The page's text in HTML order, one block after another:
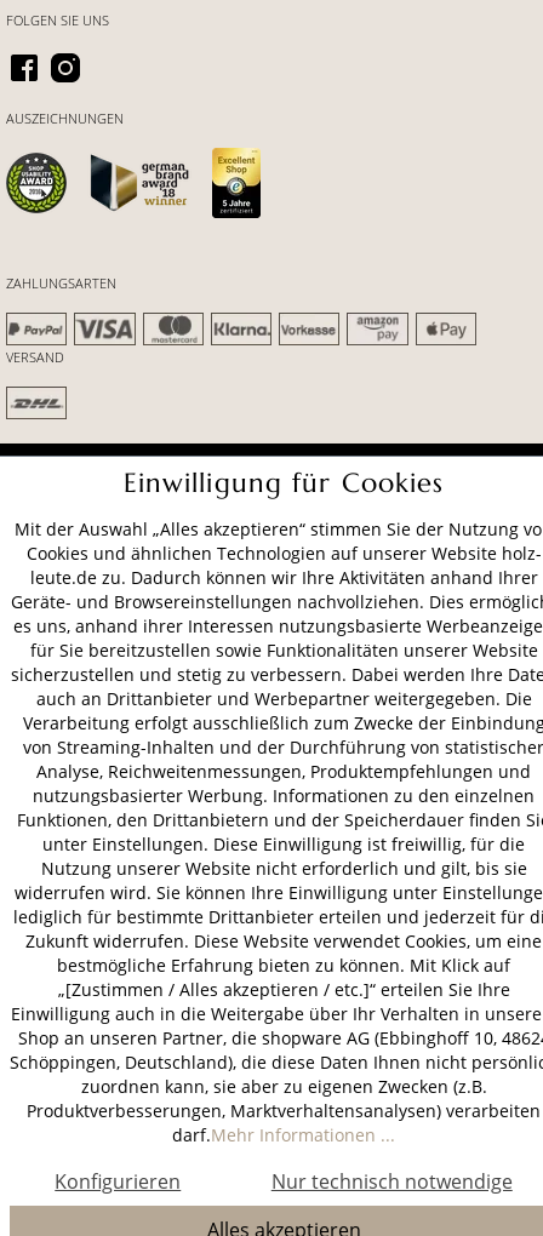
ZAHLUNGSARTEN
VERSAND
FOLGEN SIE UNS
AUSZEICHNUNGEN
AGB Datenschutz
Impressum
© 2026 HOLZ-LEUTE
* Alle Preise inkl. gesetzl. Mehrwertsteuer zzgl.Versandkosten.
Einwilligung für Cookies
Mit der Auswahl „Alles akzeptieren“ stimmen Sie der Nutzung
Cookies und ähnlichen Technologien auf unserer Website holz-
leute.de zu. Dadurch können wir Ihre Aktivitäten anhand Ihrer
Geräte- und Browsereinstellungen nachvollziehen. Dies
es uns, anhand ihrer Interessen nutzungsbasierte
für Sie bereitzustellen sowie Funktionalitäten unserer Website
sicherzustellen und stetig zu verbessern. Dabei werden Ihre
auch an Drittanbieter und Werbepartner weitergegeben. Die
Verarbeitung erfolgt ausschließlich zum Zwecke der
von Streaming-Inhalten und der Durchführung von statistischer
Analyse, Reichweitenmessungen, Produktempfehlungen und
nutzungsbasierter Werbung. Informationen zu den einzelnen
Funktionen, den Drittanbietern und der Speicherdauer finden
unter Einstellungen. Diese Einwilligung ist freiwillig, für die
Nutzung unserer Website nicht erforderlich und gilt, bis sie
widerrufen wird. Sie können Ihre Einwilligung unter
lediglich für bestimmte Drittanbieter erteilen und jederzeit für
Zukunft widerrufen. Diese Website verwendet Cookies, um eine
bestmögliche Erfahrung bieten zu können. Mit Klick auf
„[Zustimmen / Alles akzeptieren / etc.]“ erteilen Sie Ihre
Einwilligung auch in die Weitergabe über Ihr Verhalten in
Shop an unseren Partner, die shopware AG (Ebbinghoff 10,
Schöppingen, Deutschland), die diese Daten Ihnen nicht
zuordnen kann, sie aber zu eigenen Zwecken (z.B.
Produktverbesserungen, Marktverhaltensanalysen) verarbeiten
darf.Mehr Informationen ...
Nur technisch notwendige
Konfigurieren
Alles akzeptieren